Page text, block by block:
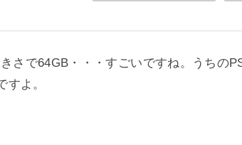
さで64GB・・・すごいですね。うちの
すよ。